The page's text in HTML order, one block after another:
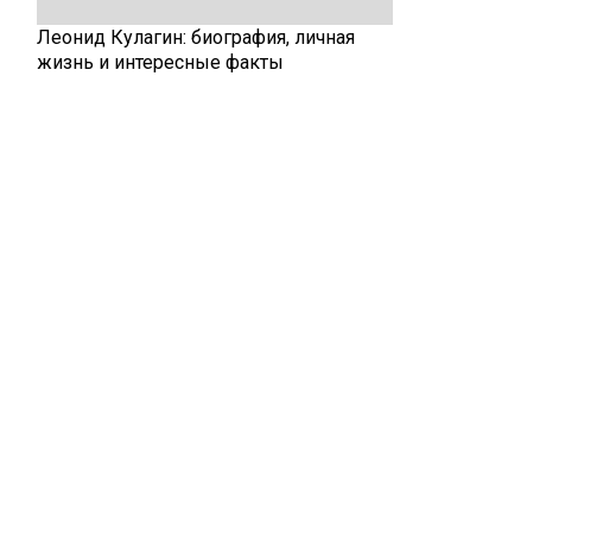
Леонид Кулагин: биография, личная
жизнь и интересные факты